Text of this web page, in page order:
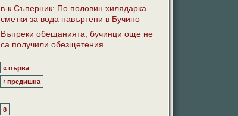
в-к Съперник: По половин хилядарка
сметки за вода навъртени в Бучино
Въпреки обещанията, бучинци още не
са получили обезщетения
« първа
‹ предишна
8